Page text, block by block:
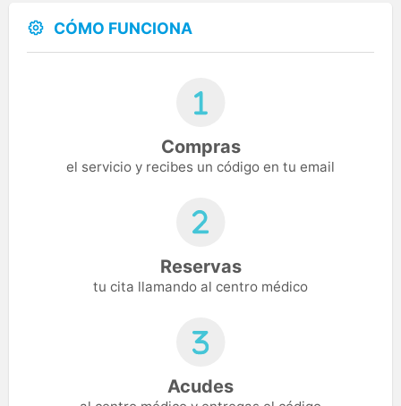
CÓMO FUNCIONA
Compras
el servicio y recibes un código en tu email
Reservas
tu cita llamando al centro médico
Acudes